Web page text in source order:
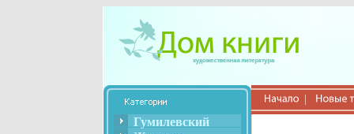
Гумилевский